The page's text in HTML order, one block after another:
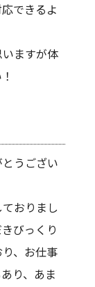
できるよ
ますが体
うござい
おりまし
びっくり
、お仕事
り、あま